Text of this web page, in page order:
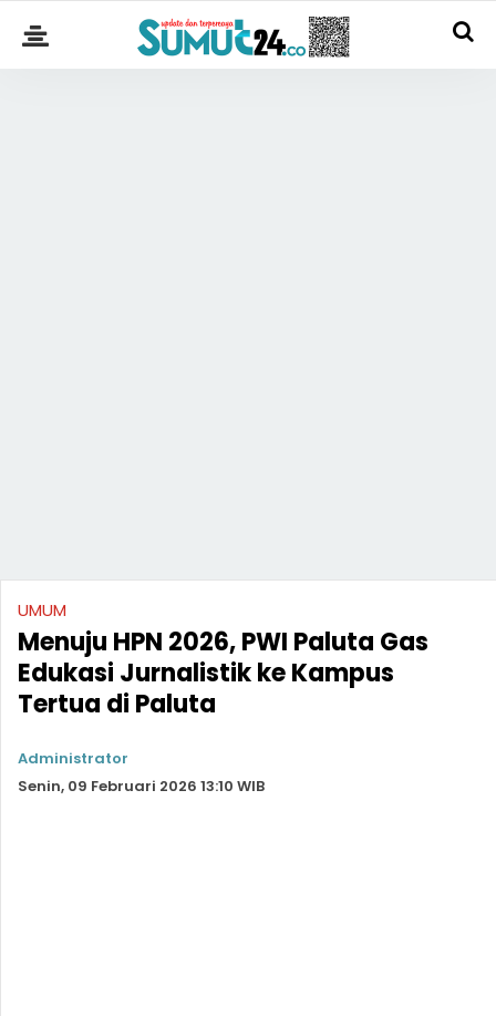
UMUM
Menuju HPN 2026, PWI Paluta Gas
Edukasi Jurnalistik ke Kampus
Tertua di Paluta
Administrator
Senin, 09 Februari 2026 13:10 WIB